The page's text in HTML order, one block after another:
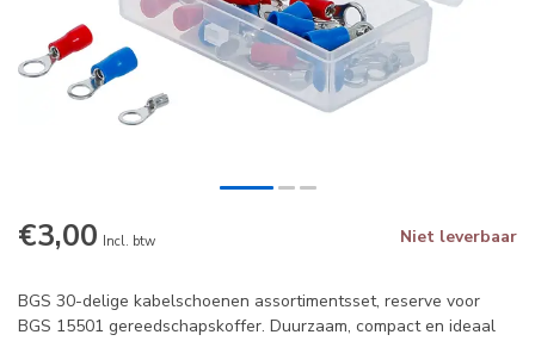
€3,00 Incl. btw Niet leverbaar
BGS 30-delige kabelschoenen assortimentsset, reserve voor
BGS 15501 gereedschapskoffer. Duurzaam, compact en ideaal